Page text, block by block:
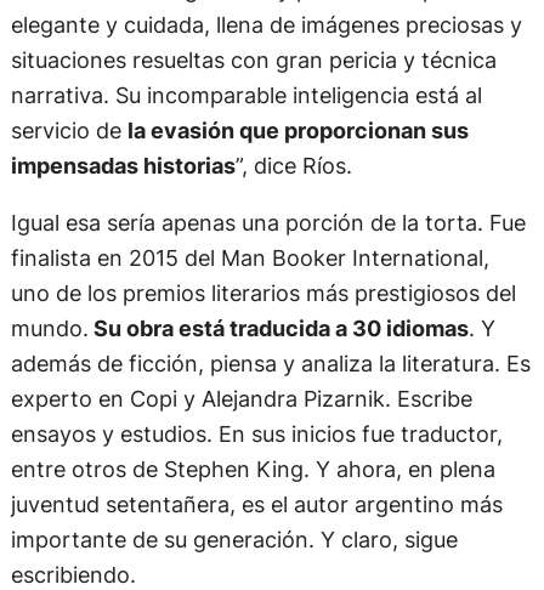
elegante y cuidada, llena de imágenes preciosas y
situaciones resueltas con gran pericia y técnica
narrativa. Su incomparable inteligencia está al
servicio de la evasión que proporcionan sus
impensadas historias”, dice Ríos.
Igual esa sería apenas una porción de la torta. Fue
finalista en 2015 del Man Booker International,
uno de los premios literarios más prestigiosos del
mundo. Su obra está traducida a 30 idiomas. Y
además de ficción, piensa y analiza la literatura. Es
experto en Copi y Alejandra Pizarnik. Escribe
ensayos y estudios. En sus inicios fue traductor,
entre otros de Stephen King. Y ahora, en plena
juventud setentañera, es el autor argentino más
importante de su generación. Y claro, sigue
escribiendo.